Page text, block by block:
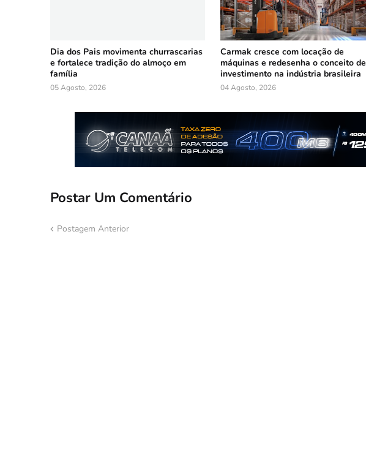
Dia dos Pais movimenta churrascarias
e fortalece tradição do almoço em
família
05 Agosto, 2026
Carmak cresce com locação de
máquinas e redesenha o conceito de
investimento na indústria brasileira
04 Agosto, 2026
Postar Um Comentário
Postagem Anterior